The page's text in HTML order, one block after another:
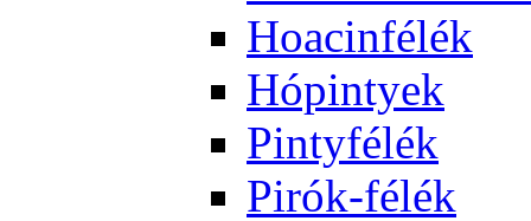
Hoacinfélék
Hópintyek
Pintyfélék
Pirók-félék